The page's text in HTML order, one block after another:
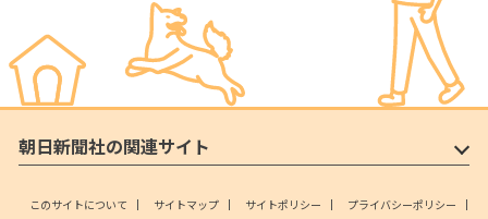
朝日新聞社の関連サイト
このサイトについて サイトマップ サイトポリシー プライバシーポリシー